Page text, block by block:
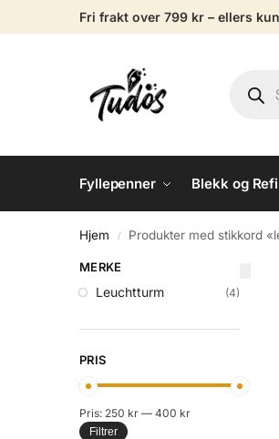
Fri frakt over 799 kr – ellers
Fyllepenner Blekk og
Hjem / Produkter med stikkord
MERKE
Leuchtturm (4)
PRIS
Filtrer
Pris: 250 kr — 400 kr